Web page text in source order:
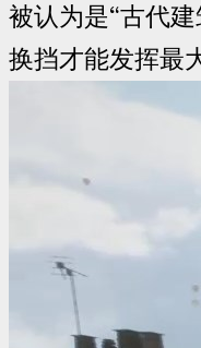
被认为是“古代
换挡才能发挥最